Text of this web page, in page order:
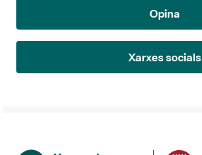
Opina
Xarxes socials